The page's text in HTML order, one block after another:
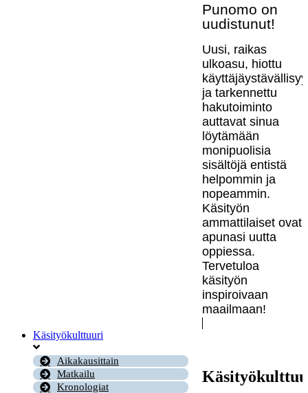
Punomo on
uudistunut!
Uusi, raikas
ulkoasu, hiottu
ja tarkennettu
hakutoiminto
auttavat sinua
löytämään
monipuolisia
sisältöjä entistä
helpommin ja
nopeammin.
Käsityön
ammattilaiset ovat
apunasi uutta
oppiessa.
Tervetuloa
käsityön
inspiroivaan
maailmaan!
Käsityökulttuuri
Aikakausittain
Matkailu
Kronologiat